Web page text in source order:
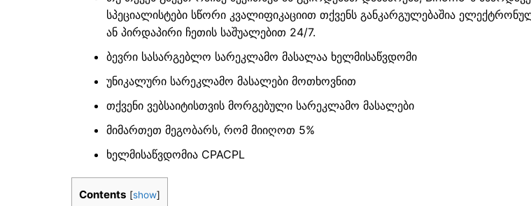
სპეციალისტები სწორი კვალიფიკაციით თქვენს განკარგულებაშია
ან პირდაპირი ჩეთის საშუალებით 24/7.
ბევრი სასარგებლო სარეკლამო მასალაა ხელმისაწვდომი
უნიკალური სარეკლამო მასალები მოთხოვნით
თქვენი ვებსაიტისთვის მორგებული სარეკლამო მასალები
მიმართეთ მეგობარს, რომ მიიღოთ 5%
ხელმისაწვდომია CPACPL
Contents [show]